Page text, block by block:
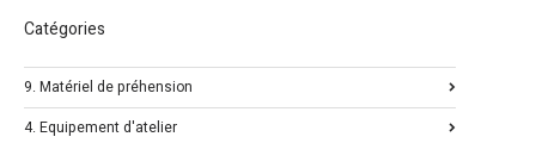
Catégories
9. Matériel de préhension
4. Equipement d'atelier